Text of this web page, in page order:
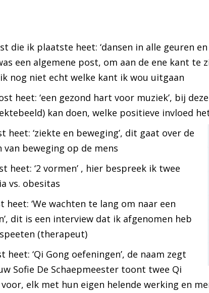
die ik plaatste heet: ‘dansen in alle geuren
een algemene post, om aan de ene kant
nog niet echt welke kant ik wou uitgaan
heet: ‘een gezond hart voor muziek’, bij
kan doen, welke positieve invloed
heet: ‘ziekte en beweging’, dit gaat over de
beweging op de mens
heet: ‘2 vormen’ , hier bespreek ik twee
vs. obesitas
heet: ‘We wachten te lang om naar een
dit is een interview dat ik afgenomen heb
(therapeut)
heet: ‘Qi Gong oefeningen’, de naam zegt
Sofie De Schaepmeester toont twee Qi
elk met hun eigen helende werking en